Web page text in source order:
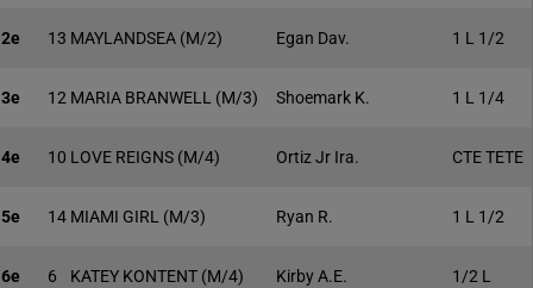
2e 13 MAYLANDSEA (M/2) Egan Dav. 1 L 1/2
3e 12 MARIA BRANWELL (M/3) Shoemark K. 1 L 1/4
4e 10 LOVE REIGNS (M/4) Ortiz Jr Ira. CTE TETE
5e 14 MIAMI GIRL (M/3) Ryan R. 1 L 1/2
6e 6 KATEY KONTENT (M/4) Kirby A.E. 1/2 L